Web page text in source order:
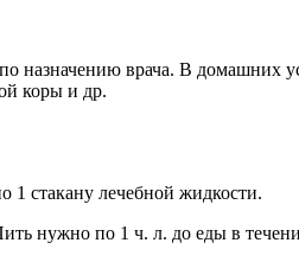
врача. В домашних
коры и др.
1 стакану лечебной жидкости.
нужно по 1 ч. л. до еды в